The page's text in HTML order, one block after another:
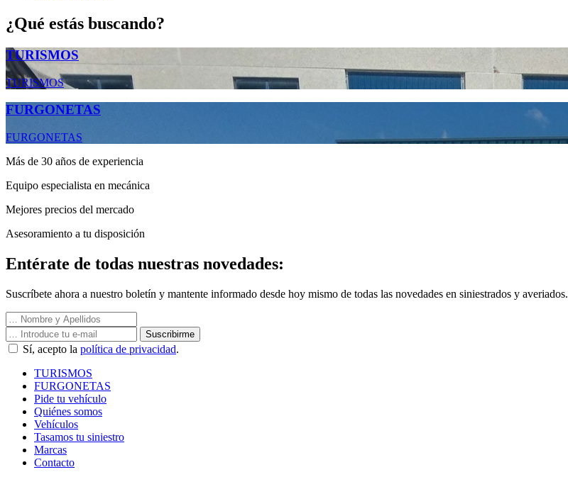
¿Qué estás buscando?
TURISMOS
TURISMOS
FURGONETAS
FURGONETAS
Más de 30 años de experiencia
Equipo especialista en mecánica
Mejores precios del mercado
Asesoramiento a tu disposición
Entérate de todas nuestras novedades:
Suscríbete ahora a nuestro boletín y mantente informado desde hoy mismo de todas las novedades en siniestrados y averiados.
Suscribirme
Sí, acepto la política de privacidad.
TURISMOS
FURGONETAS
Pide tu vehículo
Quiénes somos
Vehículos
Tasamos tu siniestro
Marcas
Contacto